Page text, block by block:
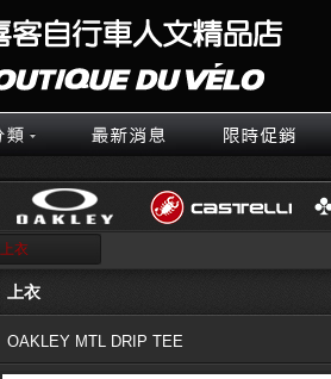
上衣
上衣
OAKLEY MTL DRIP TEE